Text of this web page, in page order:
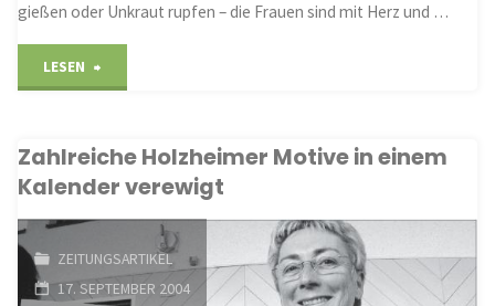
gießen oder Unkraut rupfen – die Frauen sind mit Herz und …
LESEN
die
Engel“
der
Zahlreiche Holzheimer Motive in einem
Kalender verewigt
ZEITUNGSARTIKEL
17. SEPTEMBER 2004